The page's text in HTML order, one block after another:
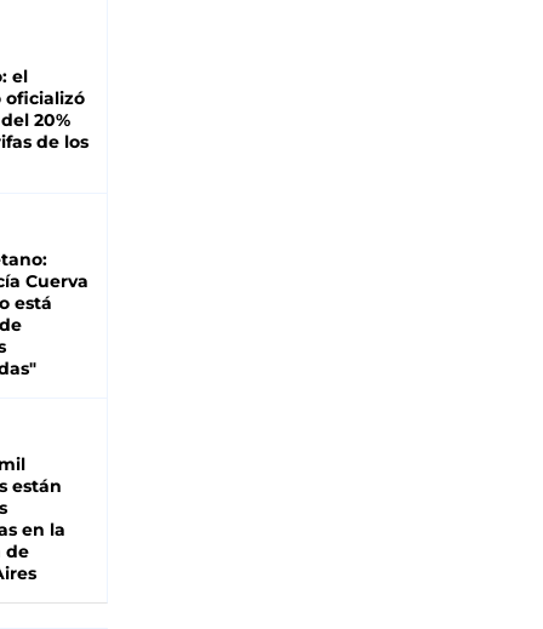
el
oficializó
20%
de los
Cuerva
está
están
en la
de